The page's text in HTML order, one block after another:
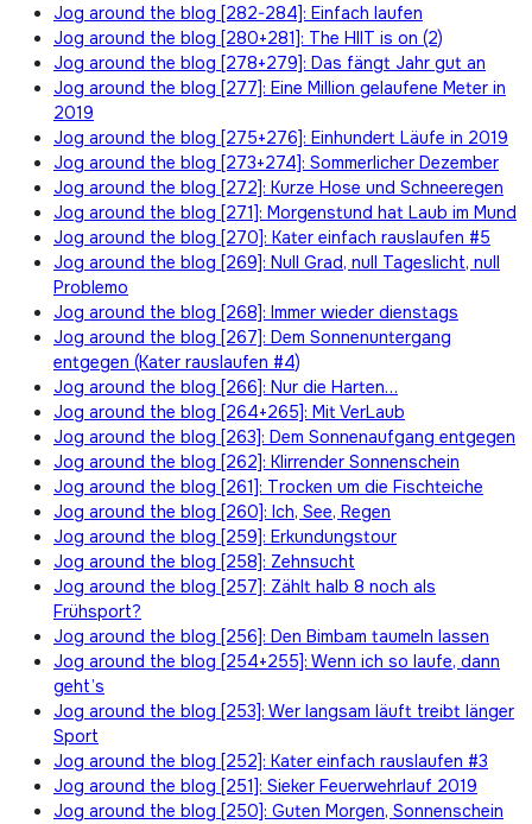
Jog around the blog [282-284]: Einfach laufen
Jog around the blog [280+281]: The HIIT is on (2)
Jog around the blog [278+279]: Das fängt Jahr gut an
Jog around the blog [277]: Eine Million gelaufene Meter in
2019
Jog around the blog [275+276]: Einhundert Läufe in 2019
Jog around the blog [273+274]: Sommerlicher Dezember
Jog around the blog [272]: Kurze Hose und Schneeregen
Jog around the blog [271]: Morgenstund hat Laub im Mund
Jog around the blog [270]: Kater einfach rauslaufen #5
Jog around the blog [269]: Null Grad, null Tageslicht, null
Problemo
Jog around the blog [268]: Immer wieder dienstags
Jog around the blog [267]: Dem Sonnenuntergang
entgegen (Kater rauslaufen #4)
Jog around the blog [266]: Nur die Harten…
Jog around the blog [264+265]: Mit VerLaub
Jog around the blog [263]: Dem Sonnenaufgang entgegen
Jog around the blog [262]: Klirrender Sonnenschein
Jog around the blog [261]: Trocken um die Fischteiche
Jog around the blog [260]: Ich, See, Regen
Jog around the blog [259]: Erkundungstour
Jog around the blog [258]: Zehnsucht
Jog around the blog [257]: Zählt halb 8 noch als
Frühsport?
Jog around the blog [256]: Den Bimbam taumeln lassen
Jog around the blog [254+255]: Wenn ich so laufe, dann
geht’s
Jog around the blog [253]: Wer langsam läuft treibt länger
Sport
Jog around the blog [252]: Kater einfach rauslaufen #3
Jog around the blog [251]: Sieker Feuerwehrlauf 2019
Jog around the blog [250]: Guten Morgen, Sonnenschein